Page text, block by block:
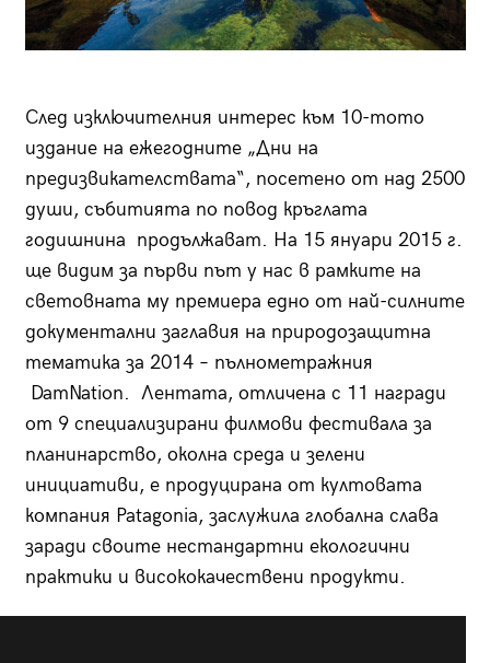
След изключителния интерес към 10-тото
издание на ежегодните „Дни на
предизвикателствата“, посетенo от над 2500
души, събитията по повод кръглата
годишнина продължават. На 15 януари 2015 г.
ще видим за първи път у нас в рамките на
световната му премиера едно от най-силните
документални заглавия на природозащитна
тематика за 2014 – пълнометражния
DamNation. Лентата, отличена с 11 награди
от 9 специализирани филмови фестивала за
планинарство, околна среда и зелени
инициативи, е продуцирана от култовата
компания Patagonia, заслужила глобална слава
заради своите нестандартни екологични
практики и висококачествени продукти.